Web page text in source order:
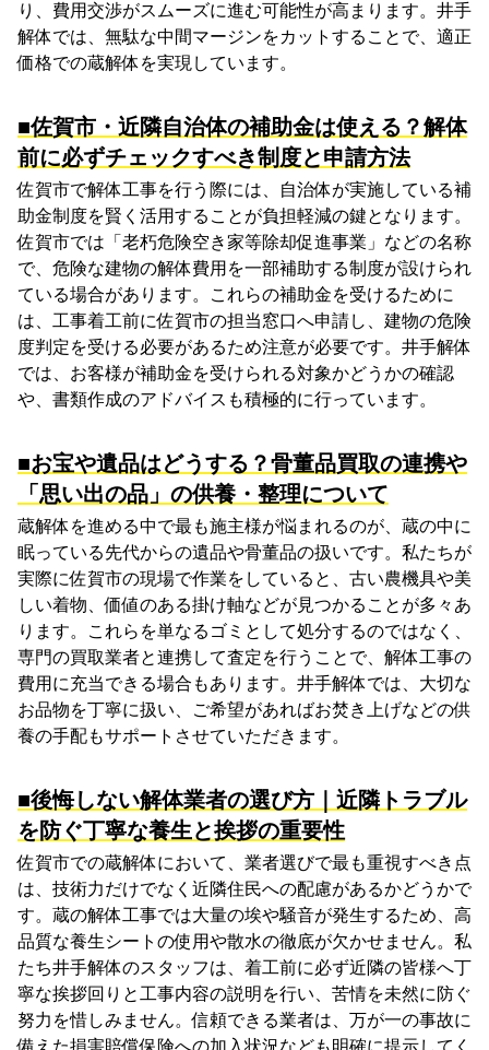
り、費用交渉がスムーズに進む可能性が高まります。井手
解体では、無駄な中間マージンをカットすることで、適正
価格での蔵解体を実現しています。
■佐賀市・近隣自治体の補助金は使える？解体
前に必ずチェックすべき制度と申請方法
佐賀市で解体工事を行う際には、自治体が実施している補
助金制度を賢く活用することが負担軽減の鍵となります。
佐賀市では「老朽危険空き家等除却促進事業」などの名称
で、危険な建物の解体費用を一部補助する制度が設けられ
ている場合があります。これらの補助金を受けるために
は、工事着工前に佐賀市の担当窓口へ申請し、建物の危険
度判定を受ける必要があるため注意が必要です。井手解体
では、お客様が補助金を受けられる対象かどうかの確認
や、書類作成のアドバイスも積極的に行っています。
■お宝や遺品はどうする？骨董品買取の連携や
「思い出の品」の供養・整理について
蔵解体を進める中で最も施主様が悩まれるのが、蔵の中に
眠っている先代からの遺品や骨董品の扱いです。私たちが
実際に佐賀市の現場で作業をしていると、古い農機具や美
しい着物、価値のある掛け軸などが見つかることが多々あ
ります。これらを単なるゴミとして処分するのではなく、
専門の買取業者と連携して査定を行うことで、解体工事の
費用に充当できる場合もあります。井手解体では、大切な
お品物を丁寧に扱い、ご希望があればお焚き上げなどの供
養の手配もサポートさせていただきます。
■後悔しない解体業者の選び方｜近隣トラブル
を防ぐ丁寧な養生と挨拶の重要性
佐賀市での蔵解体において、業者選びで最も重視すべき点
は、技術力だけでなく近隣住民への配慮があるかどうかで
す。蔵の解体工事では大量の埃や騒音が発生するため、高
品質な養生シートの使用や散水の徹底が欠かせません。私
たち井手解体のスタッフは、着工前に必ず近隣の皆様へ丁
寧な挨拶回りと工事内容の説明を行い、苦情を未然に防ぐ
努力を惜しみません。信頼できる業者は、万が一の事故に
備えた損害賠償保険への加入状況なども明確に提示してく